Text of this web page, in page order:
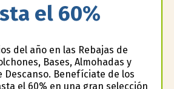
el 60%
del año en las Rebajas de
Bases, Almohadas y
Descanso. Benefíciate de los
el 60% en una gran selección